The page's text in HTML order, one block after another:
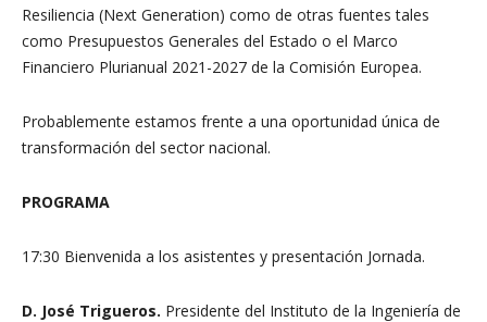
Resiliencia (Next Generation) como de otras fuentes tales
como Presupuestos Generales del Estado o el Marco
Financiero Plurianual 2021-2027 de la Comisión Europea.
Probablemente estamos frente a una oportunidad única de
transformación del sector nacional.
PROGRAMA
17:30 Bienvenida a los asistentes y presentación Jornada.
D. José Trigueros. Presidente del Instituto de la Ingeniería de